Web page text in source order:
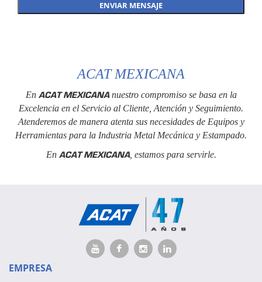
ACAT MEXICANA
En ACAT MEXICANAnuestro compromiso se basa en la
Excelencia en el Servicio al Cliente, Atención y Seguimiento.
Atenderemos de manera atenta sus necesidades de Equipos y
Herramientas para la Industria Metal Mecánica y Estampado.
En ACAT MEXICANA, estamos para servirle.
EMPRESA